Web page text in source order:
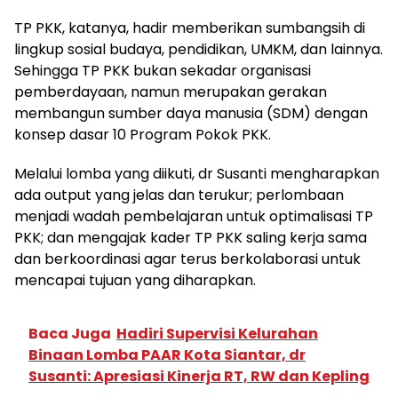
TP PKK, katanya, hadir memberikan sumbangsih di
lingkup sosial budaya, pendidikan, UMKM, dan lainnya.
Sehingga TP PKK bukan sekadar organisasi
pemberdayaan, namun merupakan gerakan
membangun sumber daya manusia (SDM) dengan
konsep dasar 10 Program Pokok PKK.
Melalui lomba yang diikuti, dr Susanti mengharapkan
ada output yang jelas dan terukur; perlombaan
menjadi wadah pembelajaran untuk optimalisasi TP
PKK; dan mengajak kader TP PKK saling kerja sama
dan berkoordinasi agar terus berkolaborasi untuk
mencapai tujuan yang diharapkan.
Baca Juga Hadiri Supervisi Kelurahan
Binaan Lomba PAAR Kota Siantar, dr
Susanti: Apresiasi Kinerja RT, RW dan Kepling